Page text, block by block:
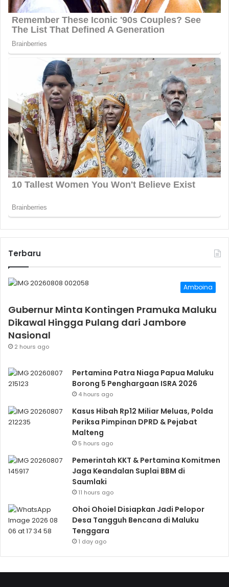
Terbaru
Amboina
Gubernur Minta Kontingen Pramuka Maluku
Dikawal Hingga Pulang dari Jambore
Nasional
2 hours ago
Pertamina Patra Niaga Papua Maluku
Borong 5 Penghargaan ISRA 2026
4 hours ago
Kasus Hibah Rp12 Miliar Meluas, Polda
Periksa Pimpinan DPRD & Pejabat
Malteng
5 hours ago
Pemerintah KKT & Pertamina Komitmen
Jaga Keandalan Suplai BBM di
Saumlaki
11 hours ago
Ohoi Ohoiel Disiapkan Jadi Pelopor
Desa Tangguh Bencana di Maluku
Tenggara
1 day ago